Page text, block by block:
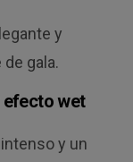
y
gala.
efecto wet
y un